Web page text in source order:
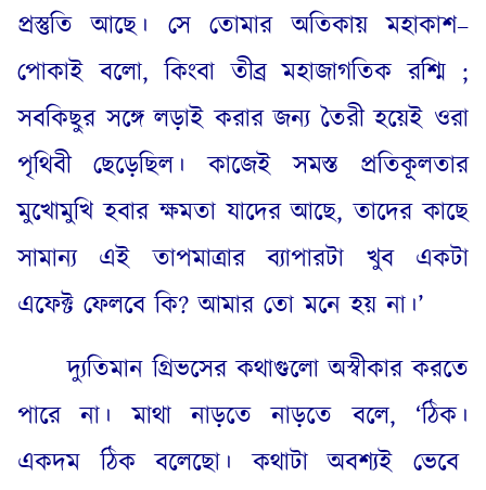
প্রস্তুতি আছে। সে তোমার অতিকায় মহাকাশ–
পোকাই বলো,কিংবা তীব্র মহাজাগতিক রশ্মি ;
সবকিছুর সঙ্গে লড়াই করার জন্য তৈরী হয়েই ওরা
পৃথিবী ছেড়েছিল। কাজেই সমস্ত প্রতিকূলতার
মুখোমুখি হবার ক্ষমতা যাদের আছে,তাদের কাছে
সামান্য এই তাপমাত্রার ব্যাপারটা খুব একটা
এফেক্ট ফেলবে কি?আমার তো মনে হয় না ।’
দ্যুতিমান গ্রিভসের কথাগুলো অস্বীকার করতে
পারে না । মাথা নাড়তে নাড়তে বলে, ‘ঠিক।
একদম ঠিক বলেছো । কথাটা অবশ্যই ভেবে